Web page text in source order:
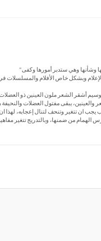
وشأنها وهي ستدبر أمورها وكفى”
وبشكل خاص الأفلام والمسلسلات
أشقر الشعر ملون العينين ذو العضلات
يبقى مفتول العضلات والنحيفة
ان تتغير وتنحف لتنال إعجابه،
الهمام من ضمنها، وبالتدريج تتغير